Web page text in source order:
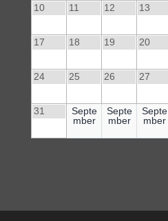
10 11 12 13
17 18 19 20
24 25 26 27
31
Septe
mber
Septe
mber
Septe
mber